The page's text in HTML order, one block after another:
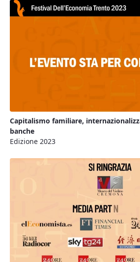
Capitalismo familiare,
banche
Edizione 2023